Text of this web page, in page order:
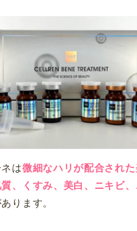
は微細なハリが配合され
、くすみ、美白、ニキビ
ります。